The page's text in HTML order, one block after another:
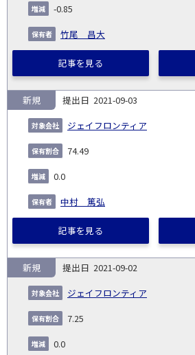
-0.85
竹尾 昌大
記事を見る
2021-09-03
ジェイフロンティア
新規
74.49
0.0
中村 篤弘
記事を見る
2021-09-02
ジェイフロンティア
新規
7.25
0.0